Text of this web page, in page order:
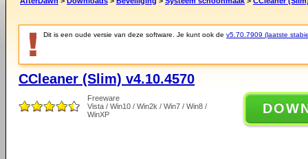
Dit is een oude versie van deze software. Je kunt ook de v5.70.7909 (laatste
CCleaner (Slim) v4.10.4570
Freeware
Vista / Win10 / Win2k / Win7 / Win8 /
WinXP